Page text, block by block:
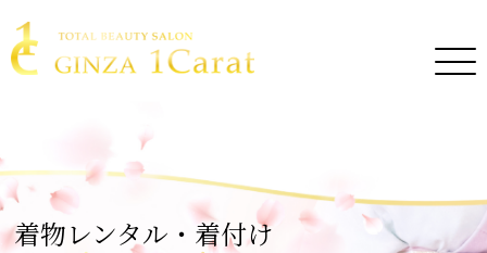
着物レンタル・着付け